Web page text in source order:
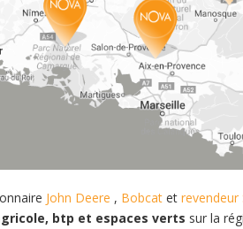
John Deere , Bobcat etrevendeur
btp et espaces verts sur la